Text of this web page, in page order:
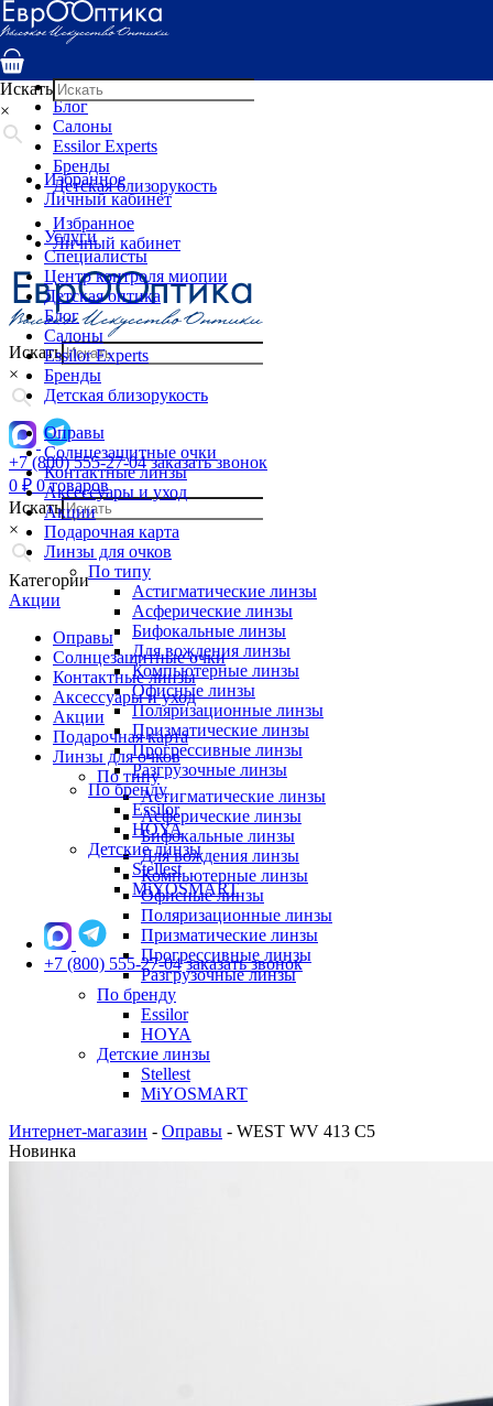
Услуги
Специалисты
Детская оптика
Блог
Салоны
Essilor Experts
Бренды
Детская близорукость
Избранное
Личный кабинет
Искать
×
+7 (800) 555-27-04 заказать звонок
0 ₽ 0 товаров
Искать
×
Категории
Акции
Оправы
Солнцезащитные очки
Контактные линзы
Аксессуары и уход
Акции
Подарочная карта
Линзы для очков
По типу
Астигматические линзы
Асферические линзы
Бифокальные линзы
Для вождения линзы
Компьютерные линзы
Офисные линзы
Поляризационные линзы
Призматические линзы
Прогрессивные линзы
Разгрузочные линзы
По бренду
Essilor
HOYA
Детские линзы
Stellest
MiYOSMART
Искать
×
Избранное
Личный кабинет
Услуги
Специалисты
Центр контроля миопии
Детская оптика
Блог
Салоны
Essilor Experts
Бренды
Детская близорукость
Оправы
Солнцезащитные очки
Контактные линзы
Аксессуары и уход
Акции
Подарочная карта
Линзы для очков
По типу
Астигматические линзы
Асферические линзы
Бифокальные линзы
Для вождения линзы
Компьютерные линзы
Офисные линзы
Поляризационные линзы
Призматические линзы
Прогрессивные линзы
Разгрузочные линзы
По бренду
Essilor
HOYA
Детские линзы
Stellest
MiYOSMART
+7 (800) 555-27-04 заказать звонок
Интернет-магазин - Оправы - WEST WV 413 C5
Новинка